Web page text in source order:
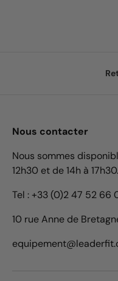
Nous contacter
Nous sommes
12h30 et de 14h à 17h30.
Tel : +33 (0)2 47 52 66
10 rue Anne de